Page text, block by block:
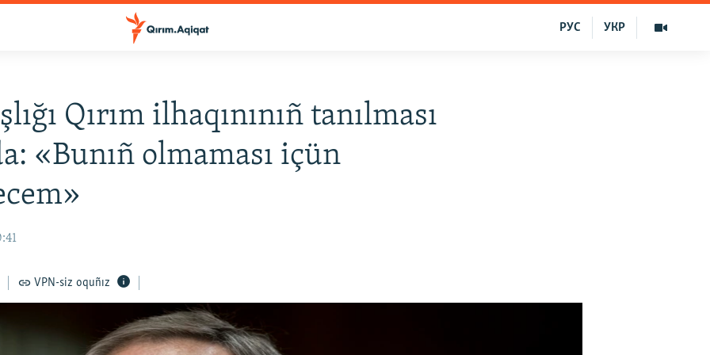
УКР
РУС
Qırım ilhaqınınıñ tanılması
«Bunıñ olmaması içün
VPN-siz oquñız